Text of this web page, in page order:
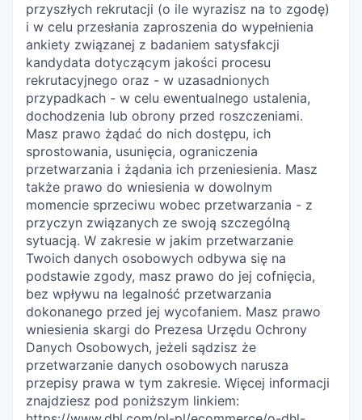
przyszłych rekrutacji (o ile wyrazisz na to zgodę)
i w celu przesłania zaproszenia do wypełnienia
ankiety związanej z badaniem satysfakcji
kandydata dotyczącym jakości procesu
rekrutacyjnego oraz - w uzasadnionych
przypadkach - w celu ewentualnego ustalenia,
dochodzenia lub obrony przed roszczeniami.
Masz prawo żądać do nich dostępu, ich
sprostowania, usunięcia, ograniczenia
przetwarzania i żądania ich przeniesienia. Masz
także prawo do wniesienia w dowolnym
momencie sprzeciwu wobec przetwarzania - z
przyczyn związanych ze swoją szczególną
sytuacją. W zakresie w jakim przetwarzanie
Twoich danych osobowych odbywa się na
podstawie zgody, masz prawo do jej cofnięcia,
bez wpływu na legalność przetwarzania
dokonanego przed jej wycofaniem. Masz prawo
wniesienia skargi do Prezesa Urzędu Ochrony
Danych Osobowych, jeżeli sądzisz że
przetwarzanie danych osobowych narusza
przepisy prawa w tym zakresie. Więcej informacji
znajdziesz pod poniższym linkiem: